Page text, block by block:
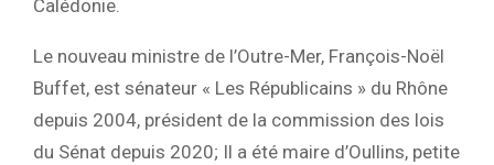
Calédonie.
Le nouveau ministre de l’Outre-Mer, François-Noël
Buffet, est sénateur « Les Républicains » du Rhône
depuis 2004, président de la commission des lois
du Sénat depuis 2020; Il a été maire d’Oullins, petite